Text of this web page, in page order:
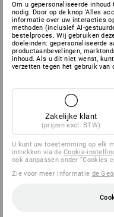
Om u gepersonaliseerde
nodig. Door op de knop 'Alles
informatie over uw interacties
methoden (inclusief AI-
bestelproces. Wij gebruiken
doeleinden: gepersonaliseerde
productaanbevelingen,
inhoud. Als u dit niet wenst,
verzetten tegen het gebruik van
Zakelijke klant
(prijzen excl. BTW)
U kunt uw toestemming op elk
intrekken via deCookie-
ook aanpassen onder “Cookies
Zie voor meer informatie de